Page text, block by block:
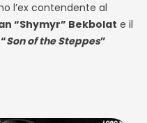
l’ex contendente al
“Shymyr” Bekbolat e il
Son of the Steppes”